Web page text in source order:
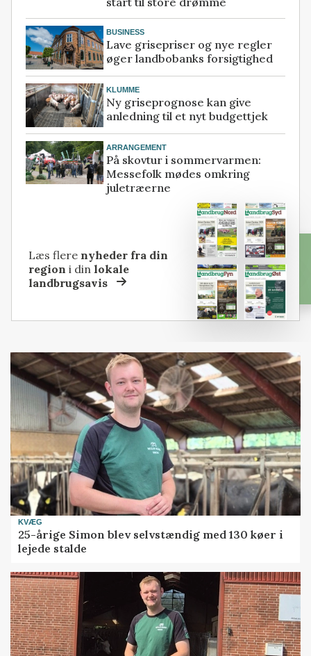
BUSINESS
Lave grisepriser og nye regler
øger landbobanks forsigtighed
KLUMME
Ny griseprognose kan give
anledning til et nyt budgettjek
ARRANGEMENT
På skovtur i sommervarmen:
Messefolk mødes omkring
juletræerne
Læs flere nyheder fra din
region i dinlokale
landbrugsavis
KVÆG
25-årige Simon blev selvstændig med 130 køer i
lejede stalde